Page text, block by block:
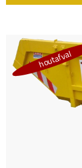
houtafval